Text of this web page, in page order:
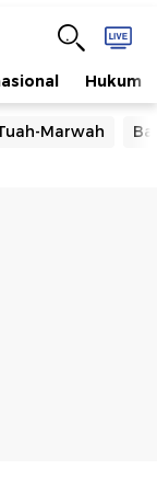
Hukum
Marwah